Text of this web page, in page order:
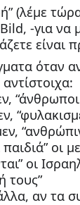
(λέμε
-για να
είναι
όταν
παιδιά” οι
οι
τους”
αν τα